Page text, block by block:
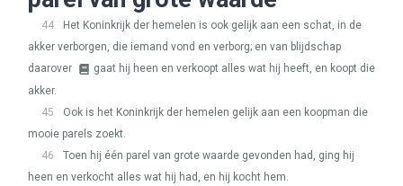
44
Het Koninkrijk der hemelen is ook gelijk aan een schat, in de
akker verborgen, die iemand vond en verborg; en van blijdschap
daarover
gaat hij heen en verkoopt alles wat hij heeft, en koopt die
akker.
45
Ook is het Koninkrijk der hemelen gelijk aan een koopman die
mooie parels zoekt.
46
Toen hij één parel van grote waarde gevonden had, ging hij
heen en verkocht alles wat hij had, en hij kocht hem.